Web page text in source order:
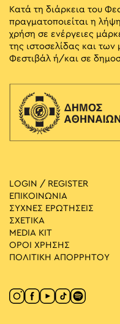
Κατά τη διάρκεια του
πραγματοποιείται η
χρήση σε ενέργειες
της ιστοσελίδας και
Φεστιβάλ ή/και σε
LOGIN / REGISTER
ΕΠΙΚΟΙΝΩΝΙΑ
ΣΥΧΝΕΣ ΕΡΩΤΗΣΕΙΣ
ΣΧΕΤΙΚΑ
MEDIA ΚIT
ΟΡΟΙ ΧΡΗΣΗΣ
ΠΟΛΙΤΙΚΗ ΑΠΟΡΡΗΤΟΥ